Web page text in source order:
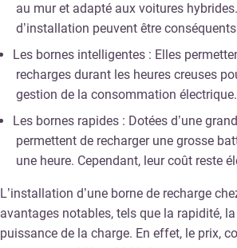
au mur et adapté aux voitures
d’installation peuvent être
Les bornes intelligentes : Elles
recharges durant les heures creuses
gestion de la consommation électrique.
Les bornes rapides : Dotées d’une
permettent de recharger une grosse
une heure. Cependant, leur coût reste
L’installation d’une borne de recharge
avantages notables, tels que la rapidité,
puissance de la charge. En effet, le prix,